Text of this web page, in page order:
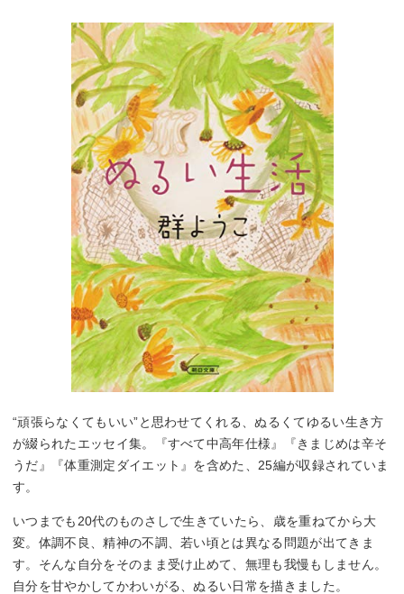
“頑張らなくてもいい”と思わせてくれる、ぬるくてゆるい生き方
が綴られたエッセイ集。『すべて中高年仕様』『きまじめは辛そ
うだ』『体重測定ダイエット』を含めた、25編が収録されていま
す。
いつまでも20代のものさしで生きていたら、歳を重ねてから大
変。体調不良、精神の不調、若い頃とは異なる問題が出てきま
す。そんな自分をそのまま受け止めて、無理も我慢もしません。
自分を甘やかしてかわいがる、ぬるい日常を描きました。